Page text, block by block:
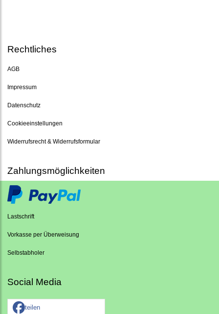
Rechtliches
AGB
Impressum
Datenschutz
Cookieeinstellungen
Widerrufsrecht & Widerrufsformular
Zahlungsmöglichkeiten
Lastschrift
Vorkasse per Überweisung
Selbstabholer
Social Media
teilen